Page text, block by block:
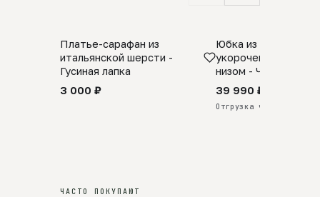
SALE
Платье-сарафан из
итальянской шерсти -
Гусиная лапка
3 000 ₽
ПРЕДЗАКАЗ
Юбка из
укороченная с
низом - Черный
39 990 ₽
Отгрузка через 25 дней
ЧАСТО ПОКУПАЮТ